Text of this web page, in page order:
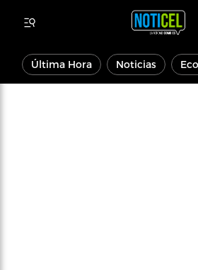
Última Hora Noticias